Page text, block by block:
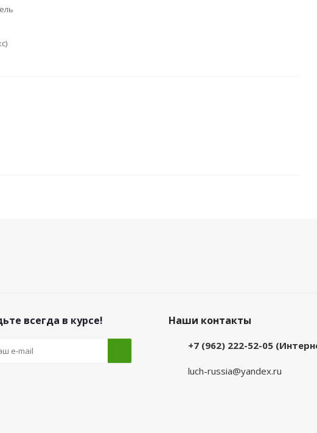
всегда в курсе! Наши контакты
+7 (962) 222-52-05
luch-russia@yandex.ru